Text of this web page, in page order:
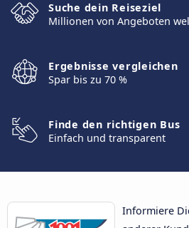
Suche dein Reiseziel
Millionen von Angeboten
Ergebnisse vergleichen
Spar bis zu 70 %
Finde den richtigen Bus
Einfach und transparent
Informiere